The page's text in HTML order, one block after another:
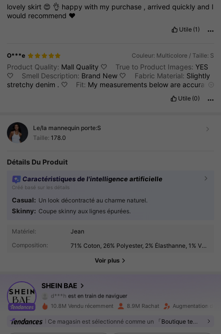
lovely skirt 😍 👌 happywith my purchase , arrivedquickly and I
would recommend ❤️
Utile (1)
O***e Couleur: Multicolore / Taille: S
Product Quality: Mall Quality 🤍 True to Product Images:YES
🤍
Smell Description: Brand New 🤍 Fabric Material: Slightly
stretchydenim . 🤍 Fit: My measurements below are accurate
Utile (0)
Le/la mannequin porte:S
Taille: 178.0
Détails Du Produit
Caractéristiques de l'intelligence artificielle
Créé basé sur les détails
Casual: Un look décontracté au charme naturel.
Skinny: Coupe skinny aux lignes épurées.
Matériel:
Jean
Composition:
71% Coton, 26% Polyester, 2% Élasthanne, 1% Viscose
Voir plus
SHEIN BAE
2.7M Suiveurs
d***hest en train de naviguer
4.91
2.7M Suiveurs
4.91 2.7M Suiveurs
10.8M Vendu récemment 8.9M Rachat Augmentation du
Ce magasin est sélectionné comme un 「Boutique tendance」